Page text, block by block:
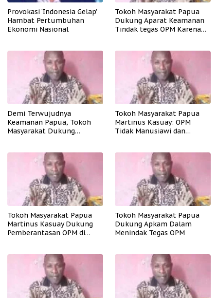
Provokasi ‘Indonesia Gelap’
Hambat Pertumbuhan
Ekonomi Nasional
Tokoh Masyarakat Papua
Dukung Aparat Keamanan
Tindak tegas OPM Karena
Demi Terwujudnya
Keamanan Papua, Tokoh
Masyarakat Dukung
Tokoh Masyarakat Papua
Martinus Kasuay: OPM
Tidak Manusiawi dan
Tokoh Masyarakat Papua
Martinus Kasuay Dukung
Pemberantasan OPM di
Tokoh Masyarakat Papua
Dukung Apkam Dalam
Menindak Tegas OPM